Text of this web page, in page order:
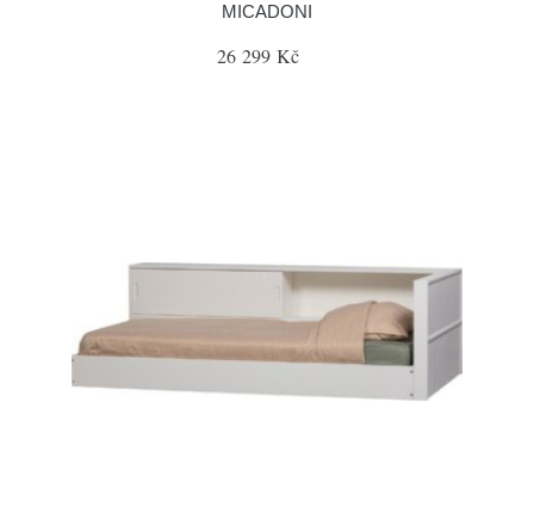
MICADONI
26 299 Kč